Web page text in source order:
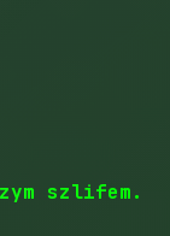
szlifem.